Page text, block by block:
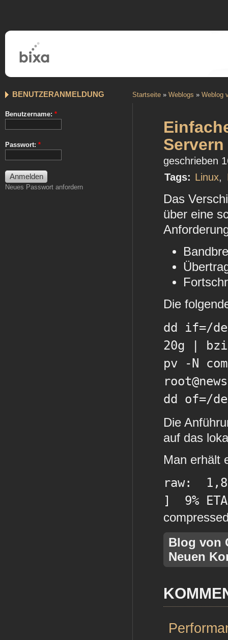
BENUTZERANMELDUNG
Benutzername: *
Passwort: *
Neues Passwort anfordern
Startseite » Weblogs » Weblog
Servern
geschrieben
Tags: Linux,
Das
über eine
Die
dd if=/
20g |
pv -N
dd of=/
Die
auf das
Man erhält
raw:
] 9%
Blog von
Neuen